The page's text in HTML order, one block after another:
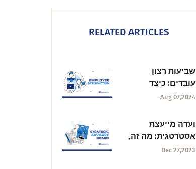
RELATED ARTICLES
שביעות רצון
עובדים: כיצד
להגביר את האושר
Aug 07,2024
ועדה מייעצת
אסטרטגית: מה זה,
איך לבנות
Dec 27,2023